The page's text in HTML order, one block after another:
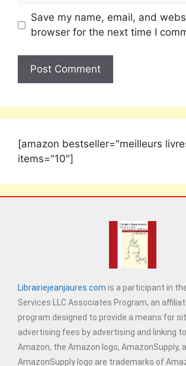
Save my name, email, and
browser for the next time I
[amazon bestseller="meilleurs
items="10"]
Librairiejeanjaures.com is a participant in
Services LLC Associates Program, an
program designed to provide a means for
advertising fees by advertising and linking
Amazon, the Amazon logo, AmazonSupply,
AmazonSupply logo are trademarks of